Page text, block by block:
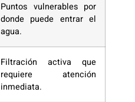
Puntos vulnerables por
donde puede entrar el
agua.
Filtración activa que
requiere atención
inmediata.